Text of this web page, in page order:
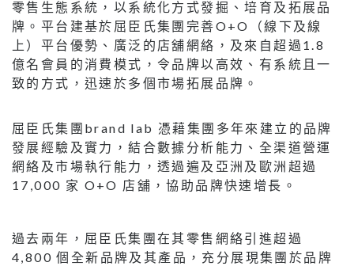
零售生態系統，以系統化方式發掘、培育及拓展品
牌。平台建基於屈臣氏集團完善O+O（線下及線
上）平台優勢、廣泛的店舖網絡，及來自超過1.8
億名會員的消費模式，令品牌以高效、有系統且一
致的方式，迅速於多個市場拓展品牌。
屈臣氏集團brand lab 憑藉集團多年來建立的品牌
發展經驗及實力，結合數據分析能力、全渠道營運
網絡及市場執行能力，透過遍及亞洲及歐洲超過
17,000 家 O+O 店舖，協助品牌快速增長。
過去兩年，屈臣氏集團在其零售網絡引進超過
4,800 個全新品牌及其產品，充分展現集團於品牌